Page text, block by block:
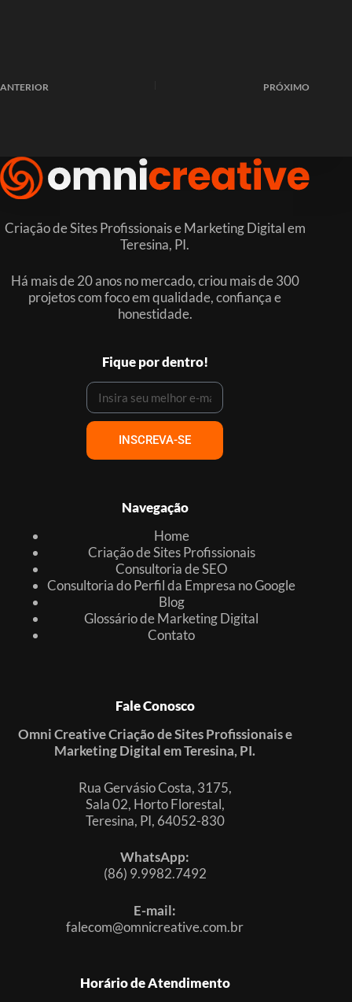
ANTERIOR PRÓXIMO
Criação de Sites Profissionais e Marketing Digital em
Teresina, PI.
Há mais de 20 anos no mercado, criou mais de 300
projetos com foco em qualidade, confiança e
honestidade.
Fique por dentro!
INSCREVA-SE
Navegação
Home
Criação de Sites Profissionais
Consultoria de SEO
Consultoria do Perfil da Empresa no Google
Blog
Glossário de Marketing Digital
Contato
Fale Conosco
Omni Creative Criação de Sites Profissionais e
Marketing Digital em Teresina, PI.
Rua Gervásio Costa, 3175,
Sala 02, Horto Florestal,
Teresina, PI, 64052-830
WhatsApp:
(86) 9.9982.7492
E-mail:
falecom@omnicreative.com.br
Horário de Atendimento